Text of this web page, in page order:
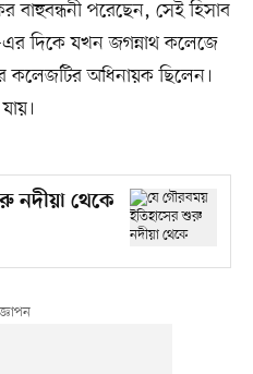
বাহুবন্ধনী পরেছেন, সেই হিসাব
দিকে যখন জগন্নাথ কলেজে
অধিনায়ক ছিলেন।
নদীয়া থেকে